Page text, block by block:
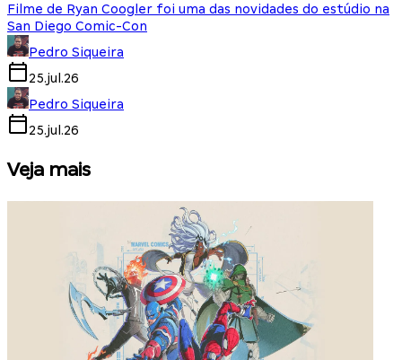
Filme de Ryan Coogler foi uma das novidades do estúdio na
San Diego Comic-Con
Pedro Siqueira
25.jul.26
Pedro Siqueira
25.jul.26
Veja mais